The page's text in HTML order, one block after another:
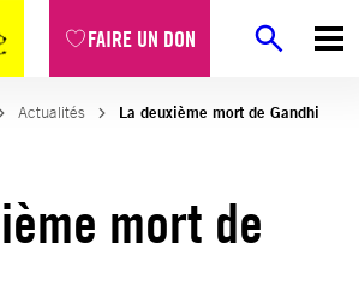
FAIRE UN DON
Actualités La deuxième mort de Gandhi
mort de